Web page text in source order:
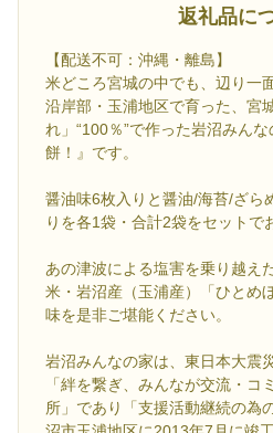
返礼品に
【配送不可：沖縄・離島】
米どころ宮城の中でも、辺り一
沿岸部・玉浦地区で育った、宮
れ」“100％”で作った岩沼みん
餅！』です。
醤油味6枚入りと醤油/海苔/ざら
りを各1袋・合計2袋をセットで
あの津波による塩害を乗り越え
米・岩沼産（玉浦産）「ひとめ
味を是非ご堪能ください。
岩沼みんなの家は、東日本大震
「絆を繋ぎ、みんなが交流・
所」であり「支援活動継続の為